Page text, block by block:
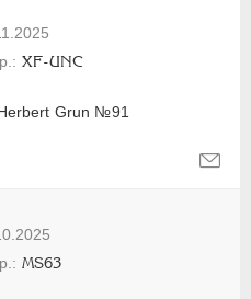
Grun №91
XF-UNC
MS63